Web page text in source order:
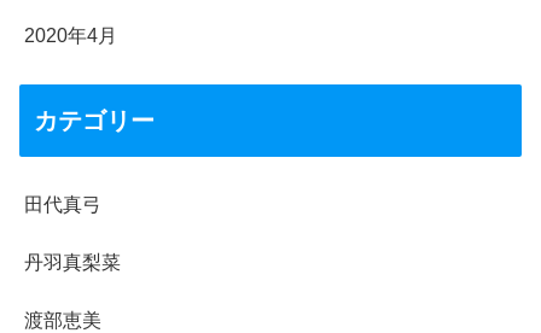
2020年4月
カテゴリー
田代真弓
丹羽真梨菜
渡部恵美